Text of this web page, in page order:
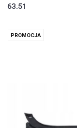
63.51
PROMOCJA